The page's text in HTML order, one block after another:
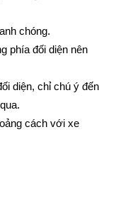
chóng.
phía đối diện nên
diện, chỉ chú ý đến
cách với xe